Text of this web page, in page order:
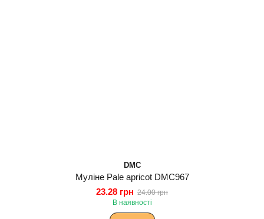
DMC
Муліне Pale apricot DMC967
23.28 грн 24.00 грн
В наявності